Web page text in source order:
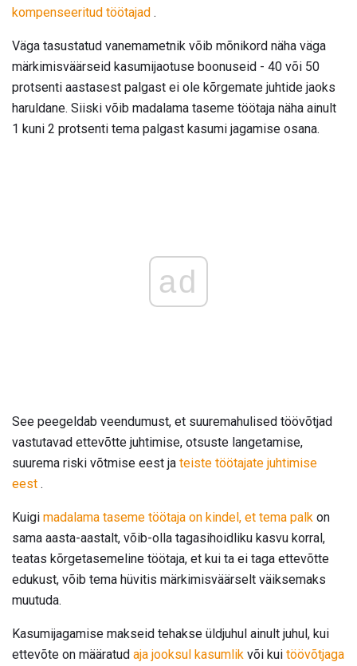
kompenseeritud töötajad .
Väga tasustatud vanemametnik võib mõnikord näha väga
märkimisväärseid kasumijaotuse boonuseid - 40 või 50
protsenti aastasest palgast ei ole kõrgemate juhtide jaoks
haruldane. Siiski võib madalama taseme töötaja näha ainult
1 kuni 2 protsenti tema palgast kasumi jagamise osana.
ad
See peegeldab veendumust, et suuremahulised töövõtjad
vastutavad ettevõtte juhtimise, otsuste langetamise,
suurema riski võtmise eest ja teiste töötajate juhtimise
eest .
Kuigi madalama taseme töötaja on kindel, et tema palk on
sama aasta-aastalt, võib-olla tagasihoidliku kasvu korral,
teatas kõrgetasemeline töötaja, et kui ta ei taga ettevõtte
edukust, võib tema hüvitis märkimisväärselt väiksemaks
muutuda.
Kasumijagamise makseid tehakse üldjuhul ainult juhul, kui
ettevõte on määratud aja jooksul kasumlik või kui töövõtjaga